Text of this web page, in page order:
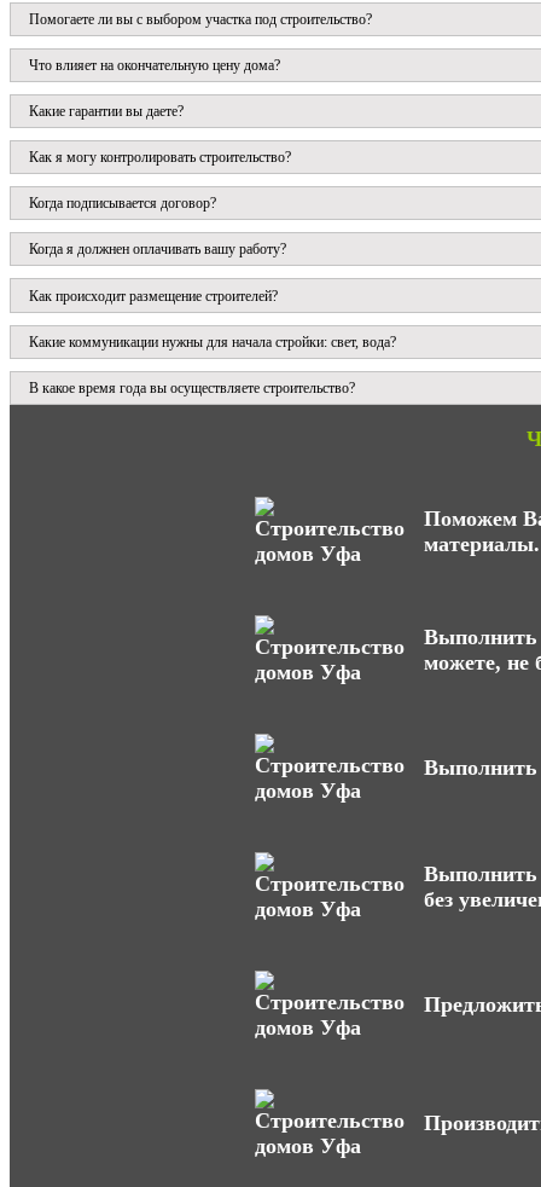
Помогаете ли вы с выбором участка под строительство?
Что влияет на окончательную цену дома?
Какие гарантии вы даете?
Как я могу контролировать строительство?
Когда подписывается договор?
Когда я должнен оплачивать вашу работу?
Как происходит размещение строителей?
Какие коммуникации нужны для начала стройки: свет, вода?
В какое время года вы осуществляете строительство?
Поможем
материалы.
Выполнить
можете, не
Выполнить
без